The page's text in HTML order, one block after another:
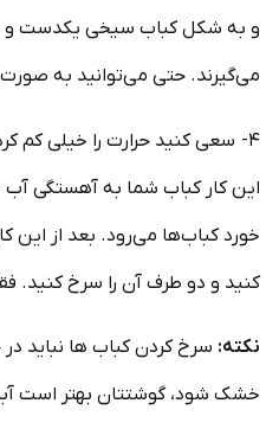
و به شکل کباب سیخی یکدست و
می‌گیرند. حتی می‌توانید به
۴- سعی کنید حرارت را خیلی کم
این کار کباب شما به آهستگی آب
خورد کباب‌ها می‌رود. بعد از این
کنید و دو طرف آن را سرخ کنید.
نکته: سرخ کردن کباب ها نباید
خشک شود، گوشتتان بهتر است